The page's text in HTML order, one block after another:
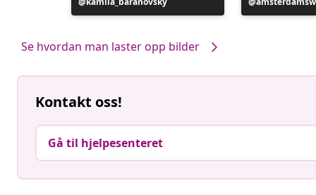
publisert
publisert
Se hvordan man laster opp bilder
Kontakt oss!
Gå til hjelpesenteret